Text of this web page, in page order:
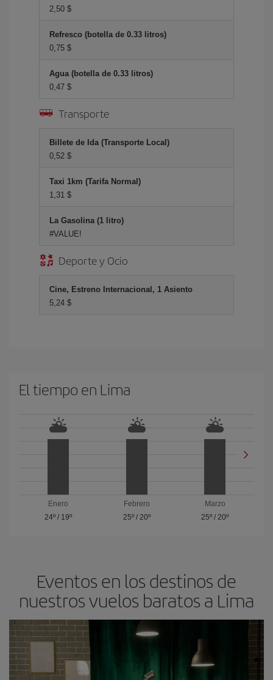
2,50 $
Refresco (botella de 0.33 litros)
0,75 $
Agua (botella de 0.33 litros)
0,47 $
Transporte
Billete de Ida (Transporte Local)
0,52 $
Taxi 1km (Tarifa Normal)
1,31 $
La Gasolina (1 litro)
#VALUE!
Deporte y Ocio
Cine, Estreno Internacional, 1 Asiento
5,24 $
El tiempo en Lima
Enero
24º/ 19º
Febrero
25º/ 20º
Marzo
25º /20º
Eventos en los destinos de
nuestros vuelos baratos a Lima